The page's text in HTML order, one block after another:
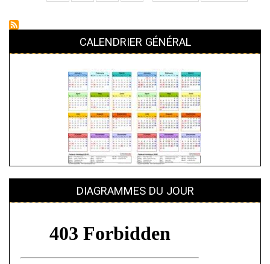
face
à
3
CALENDRIER GÉNÉRAL
DIAGRAMMES DU JOUR